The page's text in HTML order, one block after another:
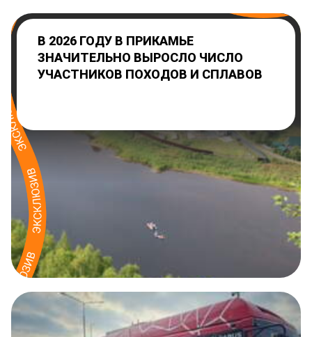
В 2026 ГОДУ В ПРИКАМЬЕ
ЗНАЧИТЕЛЬНО ВЫРОСЛО ЧИСЛО
УЧАСТНИКОВ ПОХОДОВ И СПЛАВОВ